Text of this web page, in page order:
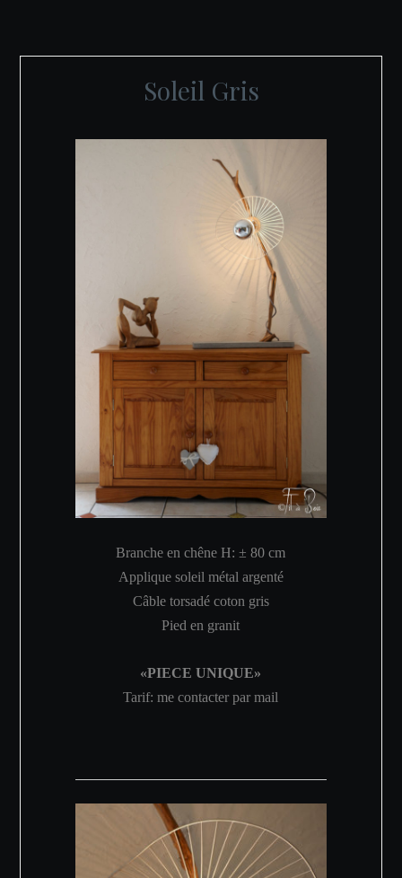
Soleil Gris
Branche en chêne H: ± 80 cm
Applique soleil métal argenté
Câble torsadé coton gris
Pied en granit
«PIECE UNIQUE»
Tarif: me contacter par mail